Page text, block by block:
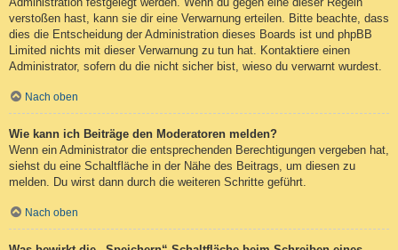
verstoßen hast, kann sie dir eine Verwarnung erteilen. Bitte beachte, dass
dies die Entscheidung der Administration dieses Boards ist und phpBB
Limited nichts mit dieser Verwarnung zu tun hat. Kontaktiere einen
Administrator, sofern du die nicht sicher bist, wieso du verwarnt wurdest.
Nach oben
Wie kann ich Beiträge den Moderatoren melden?
Wenn ein Administrator die entsprechenden Berechtigungen vergeben hat,
siehst du eine Schaltfläche in der Nähe des Beitrags, um diesen zu
melden. Du wirst dann durch die weiteren Schritte geführt.
Nach oben